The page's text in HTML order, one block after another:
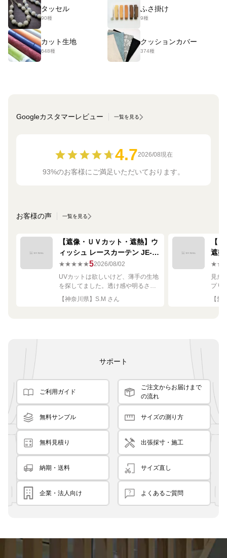
タッセル
90種
ふさ掛け
9種
カット生地
648種
クッションカバー
374種
Googleカスタマーレビュー 一覧を見る
4.72026/08現在
93%のお客様にご満足いただいております。
お客様の声 一覧を見る
【遮像・ＵＶカット・遮熱】ウ
ィッシュ レースカーテン JE-
67249R シルバー
★★★★★52026/08/02
UVカットは欲しいけど、薄手の生地
を探してました。透け感や明るさも
ちょうど良く思った通りで満足で
す。
【神奈川県】S.M さん
【
遮熱
ー
見た
プリ
れい
【愛
サポート
ご利用ガイド
ご注文からお届けまで
の流れ
無料サンプル サイズの測り方
無料見積り 出張採寸・施工
納期・送料 サイズ直し
企業・法人向け よくあるご質問